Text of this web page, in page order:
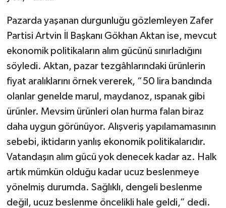
Pazarda yaşanan durgunluğu gözlemleyen Zafer
Partisi Artvin İl Başkanı Gökhan Aktan ise, mevcut
ekonomik politikaların alım gücünü sınırladığını
söyledi. Aktan, pazar tezgâhlarındaki ürünlerin
fiyat aralıklarını örnek vererek, “50 lira bandında
olanlar genelde marul, maydanoz, ıspanak gibi
ürünler. Mevsim ürünleri olan hurma falan biraz
daha uygun görünüyor. Alışveriş yapılamamasının
sebebi, iktidarın yanlış ekonomik politikalarıdır.
Vatandaşın alım gücü yok denecek kadar az. Halk
artık mümkün olduğu kadar ucuz beslenmeye
yönelmiş durumda. Sağlıklı, dengeli beslenme
değil, ucuz beslenme öncelikli hale geldi,” dedi.